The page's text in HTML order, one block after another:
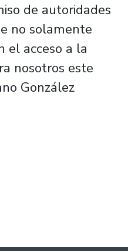
de autoridades
no solamente
el acceso a la
nosotros este
González